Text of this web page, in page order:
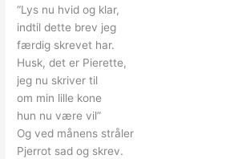
“Lys nu hvid og klar,
indtil dette brev jeg
færdig skrevet har.
Husk, det er Pierette,
jeg nu skriver til
om min lille kone
hun nu være vil”
Og ved månens stråler
Pjerrot sad og skrev.